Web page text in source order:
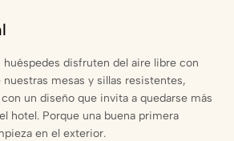
huéspedes disfruten del aire libre con
mesas y sillas resistentes,
un diseño que invita a quedarse más
hotel. Porque una buena primera
en el exterior.